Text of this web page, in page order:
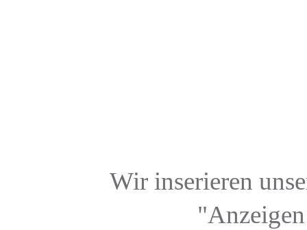
Wir inserieren